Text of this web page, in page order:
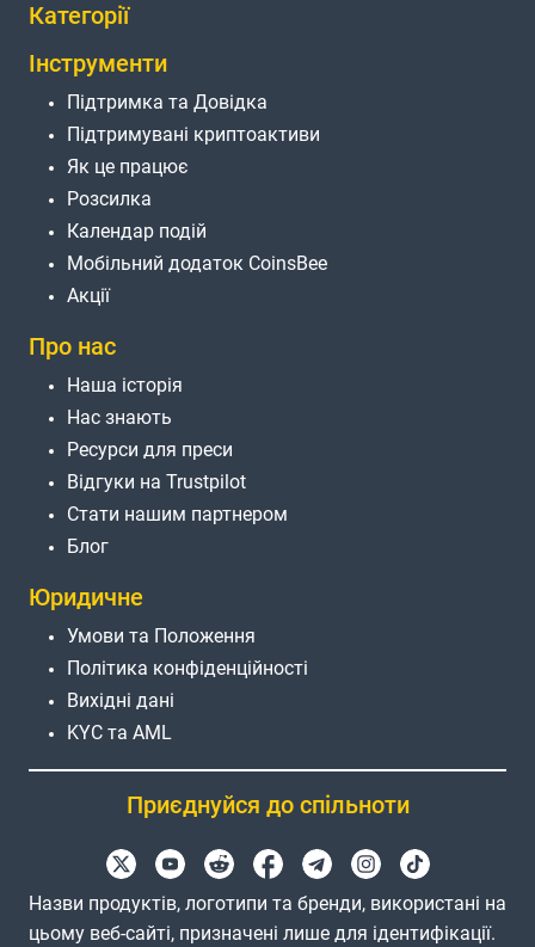
Категорії
Інструменти
Підтримка та Довідка
Підтримувані криптоактиви
Як це працює
Розсилка
Календар подій
Мобільний додаток CoinsBee
Акції
Про нас
Наша історія
Нас знають
Ресурси для преси
Відгуки на Trustpilot
Стати нашим партнером
Блог
Юридичне
Умови та Положення
Політика конфіденційності
Вихідні дані
KYC та AML
Приєднуйся до спільноти
Назви продуктів, логотипи та бренди, використані на
цьому веб-сайті, призначені лише для ідентифікації.